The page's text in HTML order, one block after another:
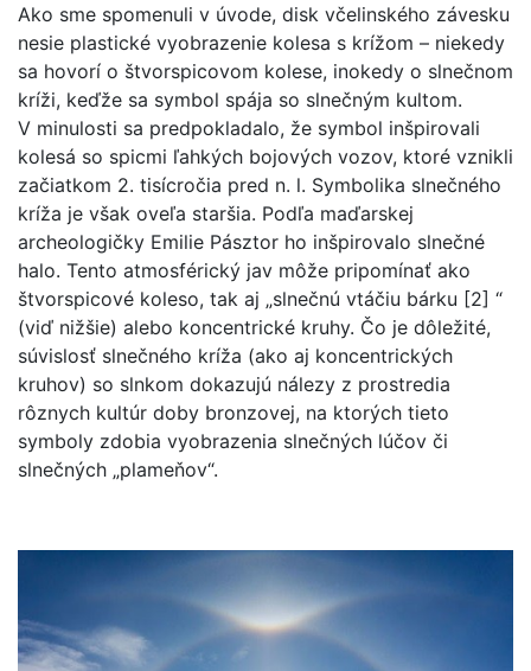
Ako sme spomenuli v úvode, disk včelinského závesku
nesie plastické vyobrazenie kolesa s krížom – niekedy
sa hovorí o štvorspicovom kolese, inokedy o slnečnom
kríži, keďže sa symbol spája so slnečným kultom.
V minulosti sa predpokladalo, že symbol inšpirovali
kolesá so spicmi ľahkých bojových vozov, ktoré vznikli
začiatkom 2. tisícročia pred n. l. Symbolika slnečného
kríža je však oveľa staršia. Podľa maďarskej
archeologičky Emilie Pásztor ho inšpirovalo slnečné
halo. Tento atmosférický jav môže pripomínať ako
štvorspicové koleso, tak aj „slnečnú vtáčiu bárku [2] “
(viď nižšie) alebo koncentrické kruhy. Čo je dôležité,
súvislosť slnečného kríža (ako aj koncentrických
kruhov) so slnkom dokazujú nálezy z prostredia
rôznych kultúr doby bronzovej, na ktorých tieto
symboly zdobia vyobrazenia slnečných lúčov či
slnečných „plameňov“.